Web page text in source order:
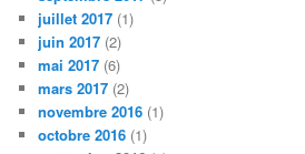
juillet 2017 (1)
juin 2017 (2)
mai 2017 (6)
mars 2017 (2)
novembre 2016 (1)
octobre 2016 (1)